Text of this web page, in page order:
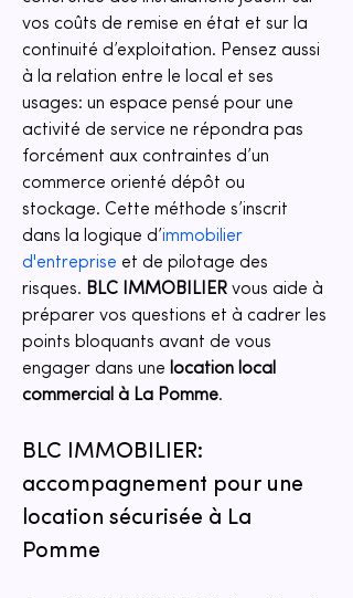
vos coûts de remise en état et sur la
continuité d’exploitation. Pensez aussi
à la relation entre le local et ses
usages: un espace pensé pour une
activité de service ne répondra pas
forcément aux contraintes d’un
commerce orienté dépôt ou
stockage. Cette méthode s’inscrit
dans la logique d’immobilier
d'entreprise et de pilotage des
risques. BLC IMMOBILIER vous aide à
préparer vos questions et à cadrer les
points bloquants avant de vous
engager dans une location local
commercial à La Pomme.
BLC IMMOBILIER:
accompagnement pour une
location sécurisée à La
Pomme